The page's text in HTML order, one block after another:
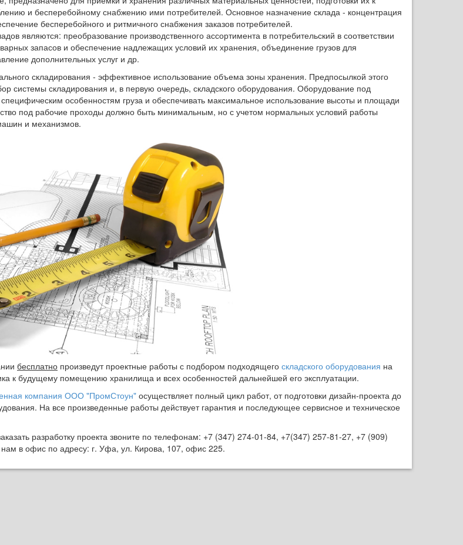
и бесперебойному снабжению ими потребителей. Основное назначение склада - концентрация
бесперебойного и ритмичного снабжения заказов потребителей.
являются: преобразование производственного ассортимента в потребительский в соответствии
запасов и обеспечение надлежащих условий их хранения, объединение грузов для
дополнительных услуг и др.
складирования - эффективное использование объема зоны хранения. Предпосылкой этого
системы складирования и, в первую очередь, складского оборудования. Оборудование под
особенностям груза и обеспечивать максимальное использование высоты и площади
под рабочие проходы должно быть минимальным, но с учетом нормальных условий работы
и механизмов.
бесплатно произведут проектные работы с подбором подходящего складского оборудования на
к будущему помещению хранилища и всех особенностей дальнейшей его эксплуатации.
компания ООО "ПромСтоун"осуществляет полный цикл работ, от подготовки дизайн-проекта до
На все произведенные работы действует гарантия и последующее сервисное и техническое
разработку проекта звоните по телефонам: +7 (347) 274-01-84, +7(347) 257-81-27, +7 (909)
в офис по адресу: г. Уфа, ул. Кирова, 107, офис 225.